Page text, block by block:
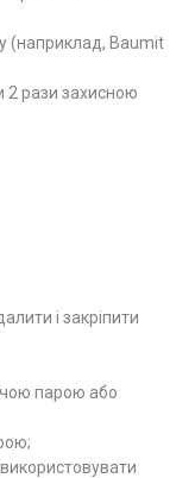
(наприклад, Baumit
2 рази захисною
і закріпити
парою або